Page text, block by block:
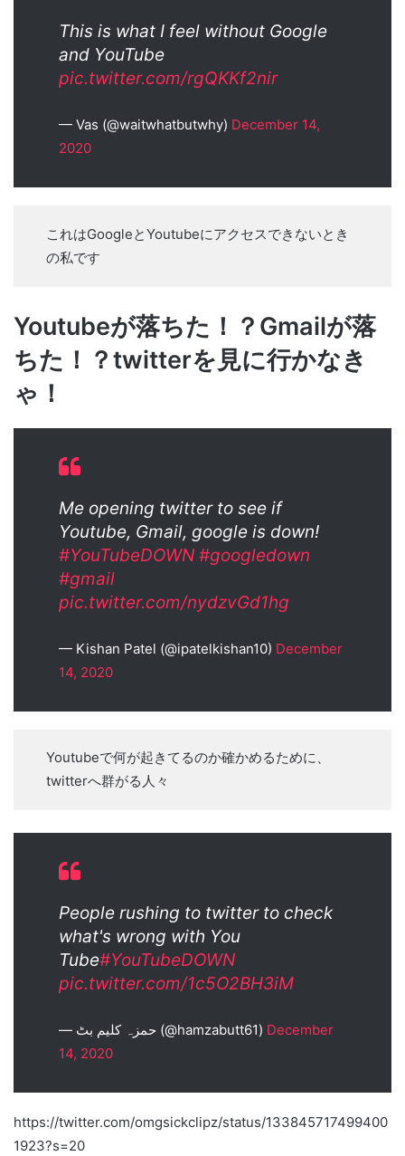
This is what I feel without Google
and YouTube
pic.twitter.com/rgQKKf2nir
— Vas (@waitwhatbutwhy) December 14,
2020
これはGoogleとYoutubeにアクセスできないとき
の私です
Youtubeが落ちた！？Gmailが落
ちた！？twitterを見に行かなき
ゃ！
Me opening twitter to see if
Youtube, Gmail, google is down!
#YouTubeDOWN #googledown
#gmail
pic.twitter.com/nydzvGd1hg
— Kishan Patel (@ipatelkishan10) December
14, 2020
Youtubeで何が起きてるのか確かめるために、
twitterへ群がる人々
People rushing to twitter to check
what's wrong with You
Tube#YouTubeDOWN
pic.twitter.com/1c5O2BH3iM
— حمزہ کلیم بٹ (@hamzabutt61) December
14, 2020
https://twitter.com/omgsickclipz/status/133845717499400
1923?s=20